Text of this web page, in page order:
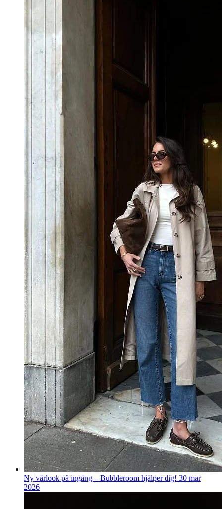
Ny vårlook på ingång – Bubbleroom hjälper dig! 30 mar
2026